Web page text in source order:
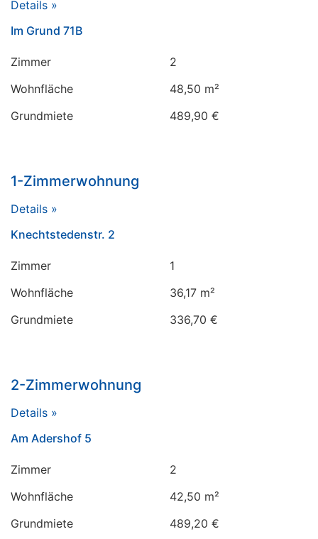
Details »
Im Grund 71B
Zimmer
2
Wohnfläche
48,50 m²
Grundmiete
489,90 €
1-Zimmerwohnung
Details »
Knechtstedenstr. 2
Zimmer
1
Wohnfläche
36,17 m²
Grundmiete
336,70 €
2-Zimmerwohnung
Details »
Am Adershof 5
Zimmer
2
Wohnfläche
42,50 m²
Grundmiete
489,20 €